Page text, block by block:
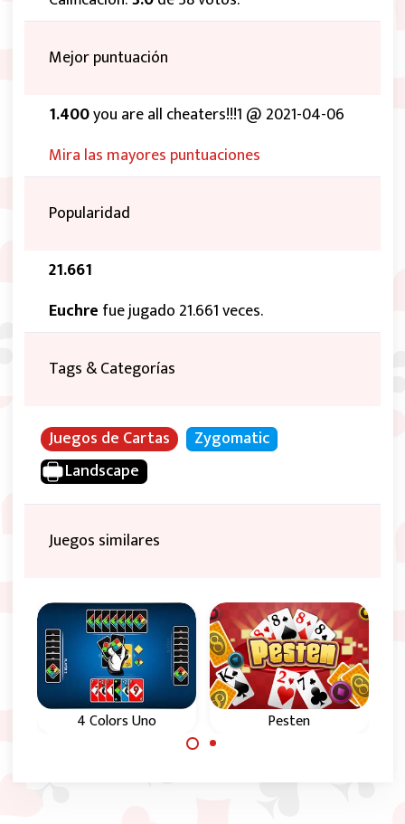
Mejor puntuación
1.400you are all cheaters!!!1 @ 2021-04-06
Mira las mayores puntuaciones
Popularidad
21.661
Euchre fue jugado 21.661 veces.
Tags & Categorías
Juegos de Cartas
Zygomatic
Landscape
Juegos similares
4 Colors Uno
Juega contra 1,2 o 3
Pesten